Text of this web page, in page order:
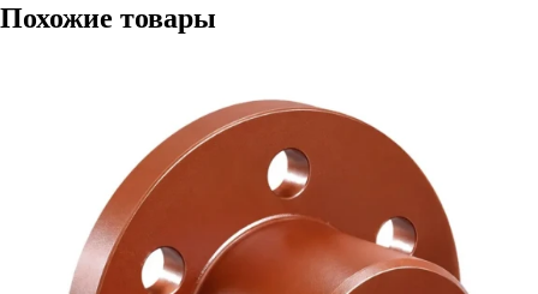
Похожие товары